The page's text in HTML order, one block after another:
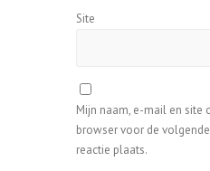
Site
Mijn naam, e-mail en site
browser voor de
reactie plaats.